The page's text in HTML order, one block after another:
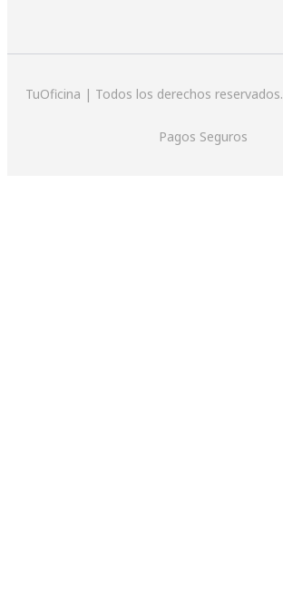
TuOficina | Todos los derechos reservados.
Pagos Seguros